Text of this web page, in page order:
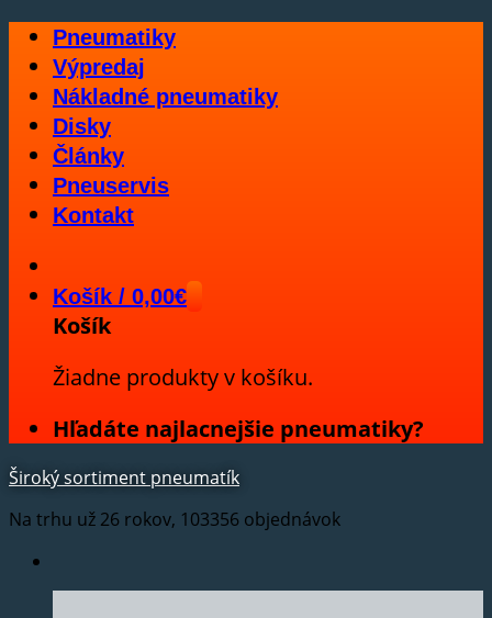
Skip
content
Pneumatiky
Výpredaj
Nákladné pneumatiky
Disky
Články
Pneuservis
Kontakt
Košík / 0,00€
Košík
Žiadne produkty v košíku.
Hľadáte najlacnejšie pneumatiky?
Široký sortiment pneumatík
Na trhu už 26 rokov, 103356 objednávok